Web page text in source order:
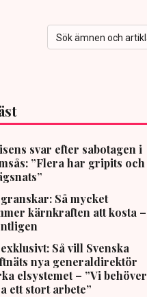
svar efter sabotagen i
”Flera har gripits och
Så mycket
kärnkraften att kosta –
Så vill Svenska
nya generaldirektör
elsystemet – ”Vi behöver
ett stort arbete”